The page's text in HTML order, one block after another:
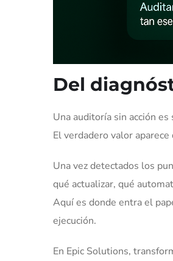
Del
Una auditoría sin acción
El verdadero valor
Una vez detectados los
qué actualizar, qué
Aquí es donde entra el
ejecución.
En Epic Solutions,